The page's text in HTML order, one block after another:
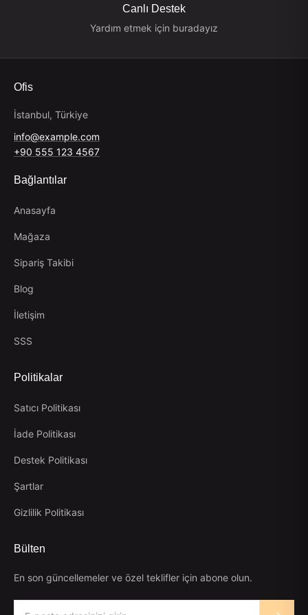
Canlı Destek
Yardım etmek için buradayız
Ofis
İstanbul, Türkiye
info@example.com
+90 555 123 4567
Bağlantılar
Anasayfa
Mağaza
Sipariş Takibi
Blog
İletişim
SSS
Politikalar
Satıcı Politikası
İade Politikası
Destek Politikası
Şartlar
Gizlilik Politikası
Bülten
En son güncellemeler ve özel teklifler için abone olun.
Email address